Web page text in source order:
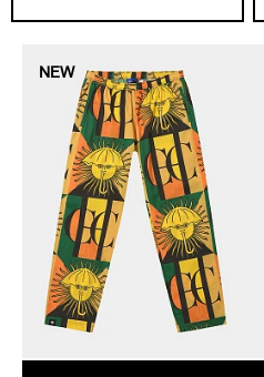
NEW